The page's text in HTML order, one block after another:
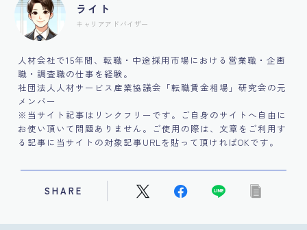
ライト
キャリアアドバイザー
人材会社で15年間、転職・中途採用市場における営業職・企画
職・調査職の仕事を経験。
社団法人人材サービス産業協議会「転職賃金相場」研究会の元
メンバー
※当サイト記事はリンクフリーです。ご自身のサイトへ自由に
お使い頂いて問題ありません。ご使用の際は、文章をご利用す
る記事に当サイトの対象記事URLを貼って頂ければOKです。
SHARE